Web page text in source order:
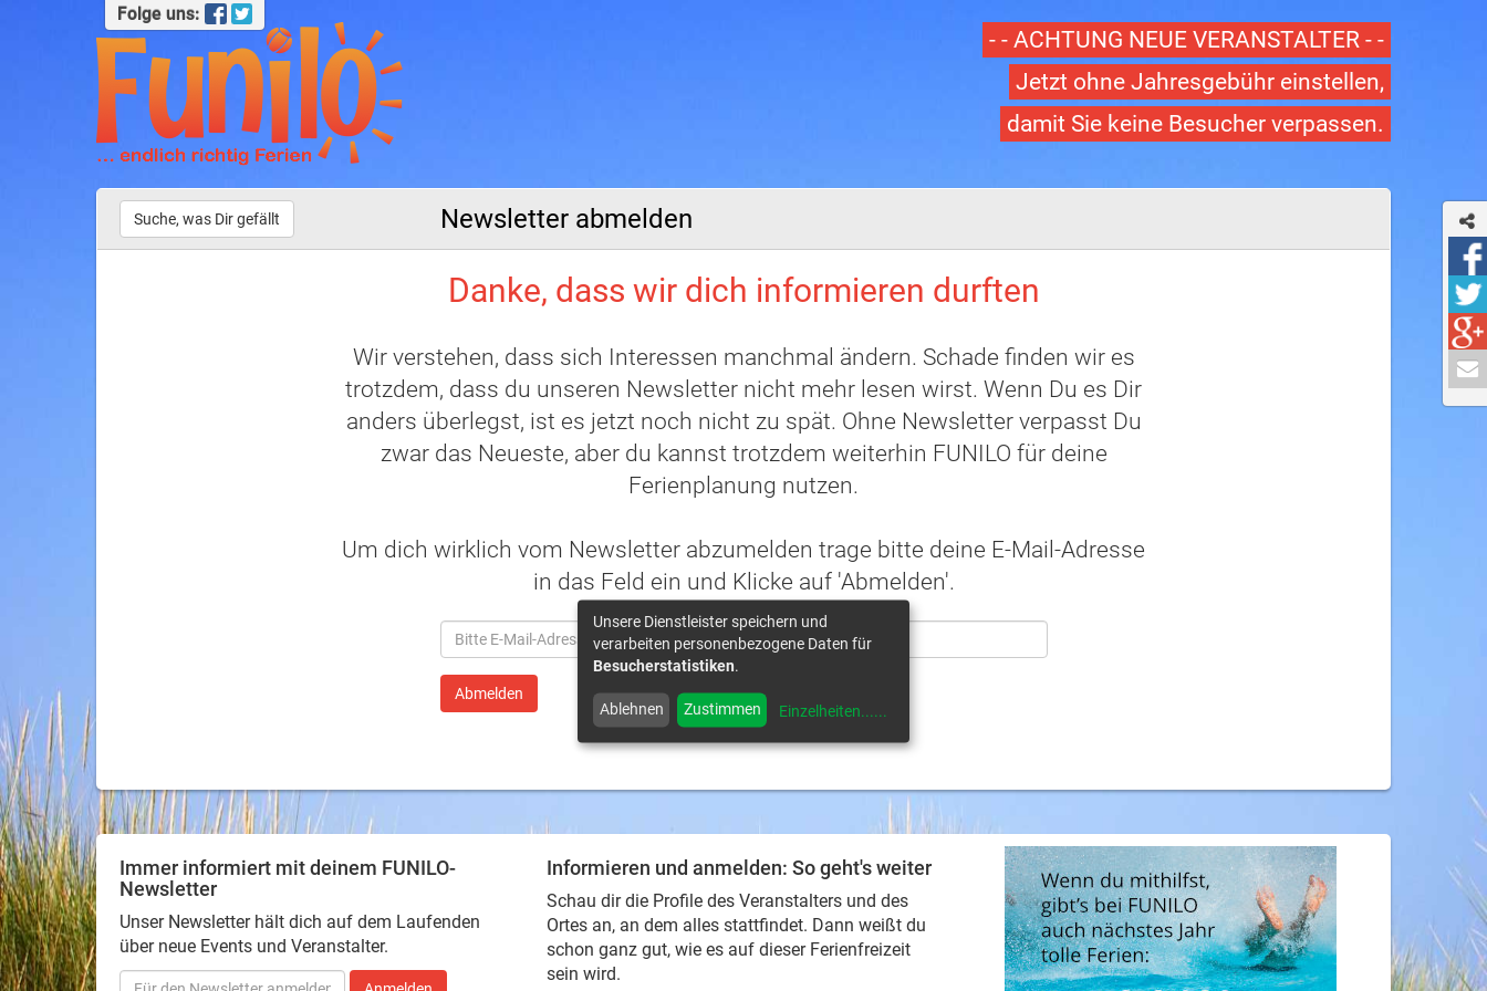
Folge uns:
- - ACHTUNG NEUE VERANSTALTER - -
Jetzt ohne Jahresgebühr einstellen,
damit Sie keine Besucher verpassen.
Suche, was Dir gefällt Newsletter abmelden
Danke, dass wir dich informieren durften
Wir verstehen, dass sich Interessen manchmal ändern. Schade finden wir es
trotzdem, dass du unseren Newsletter nicht mehr lesen wirst. Wenn Du es Dir
anders überlegst, ist es jetzt noch nicht zu spät. Ohne Newsletter verpasst Du
zwar das Neueste, aber du kannst trotzdem weiterhin FUNILO für deine
Ferienplanung nutzen.
Um dich wirklich vom Newsletter abzumelden trage bitte deine E-Mail-Adresse
in das Feld ein und Klicke auf 'Abmelden'.
Immer informiert mit deinem FUNILO-
Newsletter
Unser Newsletter hält dich auf dem Laufenden
über neue Events und Veranstalter.
Informieren und anmelden: So geht's weiter
Schau dir die Profile des Veranstalters und des
Ortes an, an dem alles stattfindet. Dann weißt du
schon ganz gut, wie es auf dieser Ferienfreizeit
sein wird.
Unsere Dienstleister speichern und
verarbeiten personenbezogene Daten für
Besucherstatistiken.
Ablehnen Zustimmen Einzelheiten......